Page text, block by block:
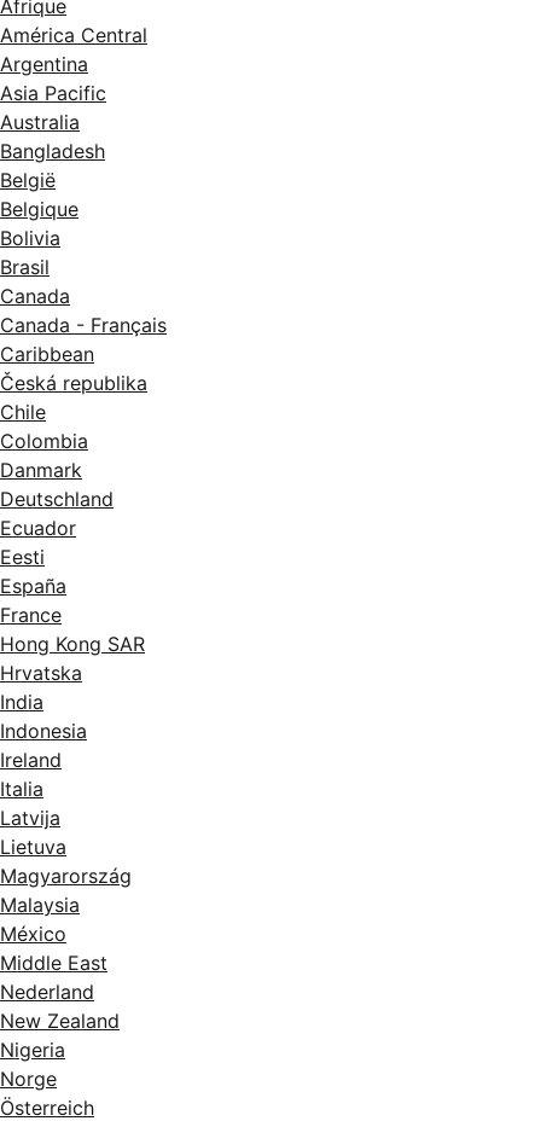
Afrique
América Central
Argentina
Asia Pacific
Australia
Bangladesh
België
Belgique
Bolivia
Brasil
Canada
Canada - Français
Caribbean
Česká republika
Chile
Colombia
Danmark
Deutschland
Ecuador
Eesti
España
France
Hong Kong SAR
Hrvatska
India
Indonesia
Ireland
Italia
Latvija
Lietuva
Magyarország
Malaysia
México
Middle East
Nederland
New Zealand
Nigeria
Norge
Österreich